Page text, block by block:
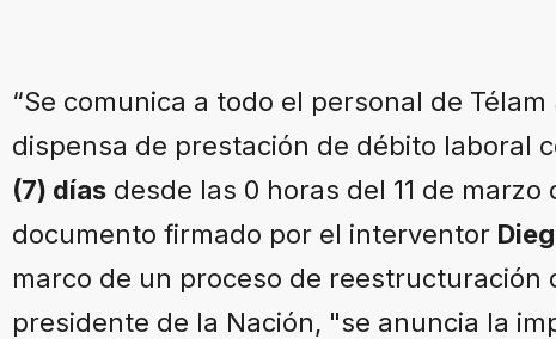
“Se comunica a todo el personal de
dispensa de prestación de débito laboral
(7) días desde las 0 horas del 11 de marzo
documento firmado por el interventor
marco de un proceso de reestructuración
presidente de la Nación, "se anuncia la